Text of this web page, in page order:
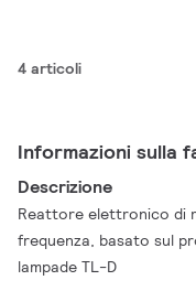
4 articoli
Informazioni sulla
Descrizione
Reattore elettronico di
frequenza, basato sul
lampade TL-D